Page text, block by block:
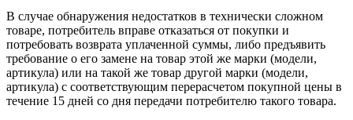
В случае обнаружения недостатков в технически сложном
товаре, потребитель вправе отказаться от покупки и
потребовать возврата уплаченной суммы, либо предъявить
требование о его замене на товар этой же марки (модели,
артикула) или на такой же товар другой марки (модели,
артикула) с соответствующим перерасчетом покупной цены в
течение 15 дней со дня передачи потребителю такого товара.